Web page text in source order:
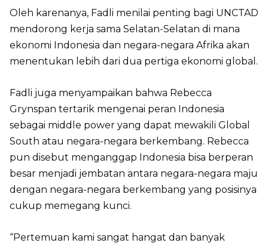
Oleh karenanya, Fadli menilai penting bagi UNCTAD
mendorong kerja sama Selatan-Selatan di mana
ekonomi Indonesia dan negara-negara Afrika akan
menentukan lebih dari dua pertiga ekonomi global.
Fadli juga menyampaikan bahwa Rebecca
Grynspan tertarik mengenai peran Indonesia
sebagai middle power yang dapat mewakili Global
South atau negara-negara berkembang. Rebecca
pun disebut menganggap Indonesia bisa berperan
besar menjadi jembatan antara negara-negara maju
dengan negara-negara berkembang yang posisinya
cukup memegang kunci.
“Pertemuan kami sangat hangat dan banyak